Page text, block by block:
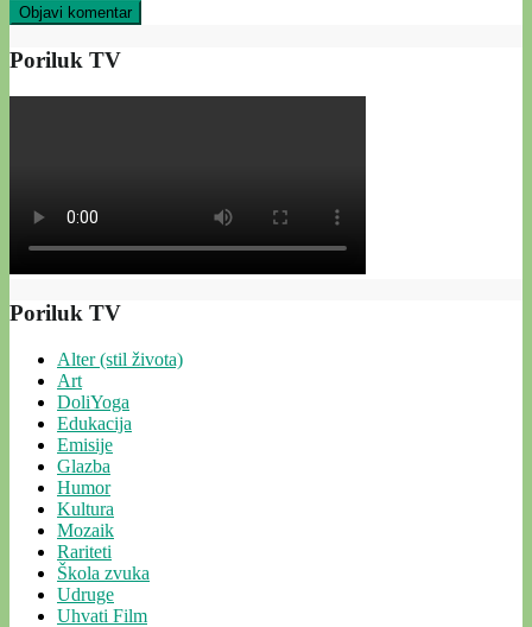
Poriluk TV
Poriluk TV
Alter (stil života)
Art
DoliYoga
Edukacija
Emisije
Glazba
Humor
Kultura
Mozaik
Rariteti
Škola zvuka
Udruge
Uhvati Film